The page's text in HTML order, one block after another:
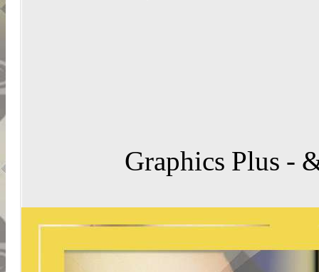
Graphics Plus -